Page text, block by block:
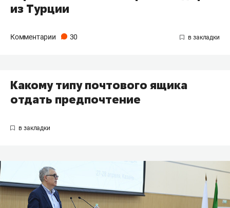
из Турции
Комментарии 30
Какому типу почтового ящика
отдать предпочтение